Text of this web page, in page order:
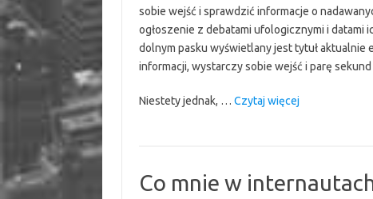
sobie wejść i sprawdzić informacje o
ogłoszenie z debatami ufologicznymi i datami
dolnym pasku wyświetlany jest tytuł aktualnie
informacji, wystarczy sobie wejść i parę
Niestety jednak, … Czytaj więcej“Co
–
Co mnie w